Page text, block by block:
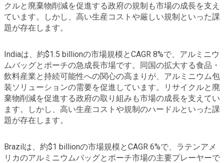
クルと廃棄物削減を促進する政府の規制も市場の成長を支え
ています。しかし、高い生産コストや厳しい規制といった課
題が存在します。
Indiaは、約$1.5 billionの市場規模とCAGR 8%で、アルミニウ
ムバッグとポーチの急成長市場です。同国の拡大する食品・
飲料産業と持続可能性への関心の高まりが、アルミニウム包
装ソリューションの需要を促進しています。リサイクルと廃
棄物削減を促進する政府の取り組みも市場の成長を支えてい
ます。しかし、高い生産コストや規制のハードルといった課
題が存在します。
Brazilは、約$1 billionの市場規模とCAGR 6%で、ラテンアメ
リカのアルミニウムバッグとポーチ市場の主要プレーヤーで